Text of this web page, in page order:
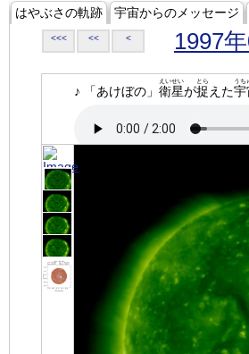
はやぶさの軌跡 宇宙からのメッセージ
<<< << < 1997
♪ 「あけぼの」 衛星
えいせい
が捉
とら
えた宇
うち